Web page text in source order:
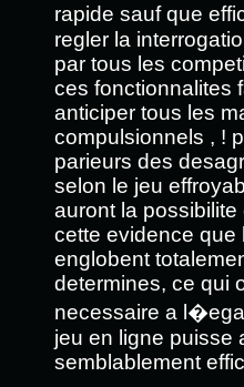
rapide sauf que
regler la
par tous les
ces fonctionnalites
anticiper tous les
compulsionnels , !
parieurs des
selon le jeu
auront la
cette evidence que
englobent
determines, ce qui
necessaire a
jeu en ligne puisse
semblablement